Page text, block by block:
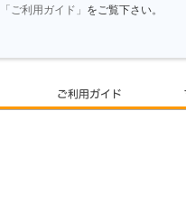
「ご利用ガイド」 をご覧下さい。